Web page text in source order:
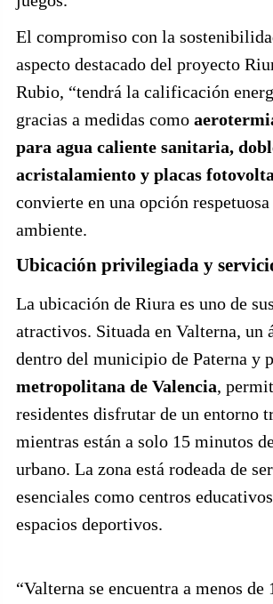
El compromiso con la
aspecto destacado del proyecto
Rubio, “tendrá la calificación
gracias a medidas como
para agua caliente sanitaria,
acristalamiento y placas
convierte en una opción
ambiente.
Ubicación privilegiada y
La ubicación de Riura es uno de
atractivos. Situada en Valterna, un
dentro del municipio de Paterna y
metropolitana de Valencia,
residentes disfrutar de un entorno
mientras están a solo 15 minutos
urbano. La zona está rodeada de
esenciales como centros
espacios deportivos.
“Valterna se encuentra a menos